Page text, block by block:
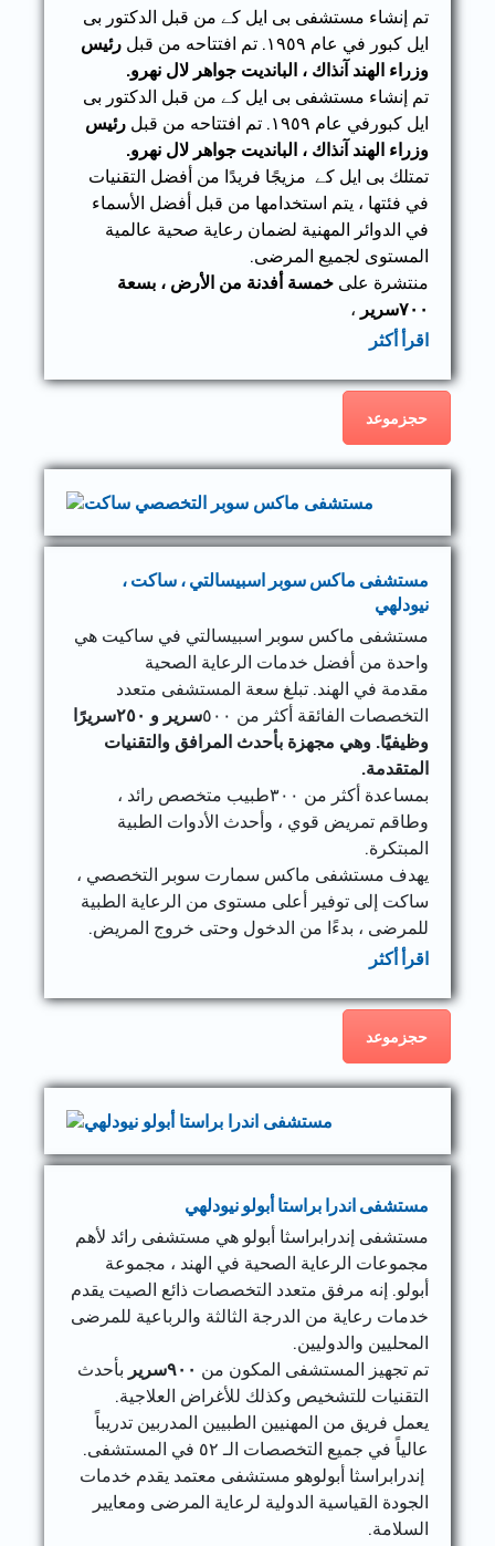
تم إنشاء مستشفى بی ایل کے من قبل الدكتور بی
ایل کبور في عام ١٩٥٩. تم افتتاحه من قبل
رئيس
وزراء الهند آنذاك ، البانديت جواهر لال نهرو.
تم إنشاء مستشفى بی ایل کے من قبل الدكتور بی
ایل کبورفي عام ١٩٥٩. تم افتتاحه من قبل
رئيس
وزراء الهند آنذاك ، البانديت جواهر لال نهرو.
تمتلك بی ایل کے مزيجًا فريدًا من أفضل التقنيات
في فئتها ، يتم استخدامها من قبل أفضل الأسماء
في الدوائر المهنية لضمان رعاية صحية عالمية
المستوى لجميع المرضى.
منتشرة على خمسة أفدنة من الأرض ، بسعة
٧٠٠سرير
،
اقرأ أكثر
حجزموعد
مستشفى ماكس سوبر اسبيسالتي ، ساكت ،
نيودلهي
مستشفى ماكس سوبر اسبيسالتي في ساكيت هي
واحدة من أفضل خدمات الرعاية الصحية
مقدمة في الهند. تبلغ سعة المستشفى متعدد
التخصصات الفائقة أكثر من ٥٠٠
سرير و ٢٥٠سريرًا
وظيفيًا. وهي مجهزة بأحدث المرافق والتقنيات
المتقدمة.
بمساعدة أكثر من ٣٠٠طبيب متخصص رائد ،
وطاقم تمريض قوي ، وأحدث الأدوات الطبية
المبتكرة.
يهدف مستشفى ماكس سمارت سوبر التخصصي ،
ساكت إلى توفير أعلى مستوى من الرعاية الطبية
للمرضى ، بدءًا من الدخول وحتى خروج المريض.
اقرأ أكثر
حجزموعد
مستشفى اندرا براستا أبولو نيودلهي
مستشفى إندرابراسثا أبولو هي مستشفى رائد لأهم
مجموعات الرعاية الصحية في الهند ، مجموعة
أبولو. إنه مرفق متعدد التخصصات ذائع الصيت يقدم
خدمات رعاية من الدرجة الثالثة والرباعية للمرضى
المحليين والدوليين.
تم تجهيز المستشفى المكون من ٩٠٠سرير بأحدث
التقنيات للتشخيص وكذلك للأغراض العلاجية.
يعمل فريق من المهنيين الطبيين المدربين تدريباً
عالياً في جميع التخصصات الـ ٥٢ في المستشفى.
إندرابراسثا أبولوهو مستشفى معتمد يقدم خدمات
الجودة القياسية الدولية لرعاية المرضى ومعايير
السلامة.